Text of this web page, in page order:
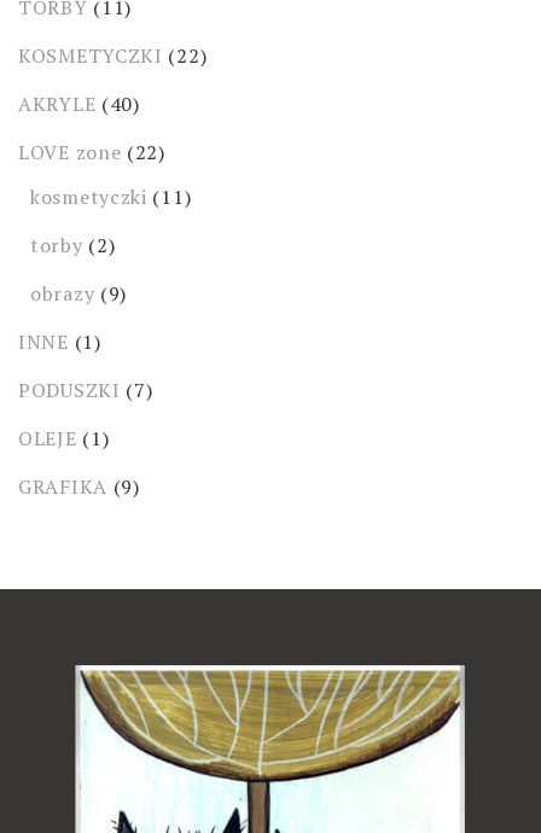
TORBY (11)
KOSMETYCZKI (22)
AKRYLE (40)
LOVE zone (22)
kosmetyczki (11)
torby (2)
obrazy (9)
INNE (1)
PODUSZKI (7)
OLEJE (1)
GRAFIKA (9)